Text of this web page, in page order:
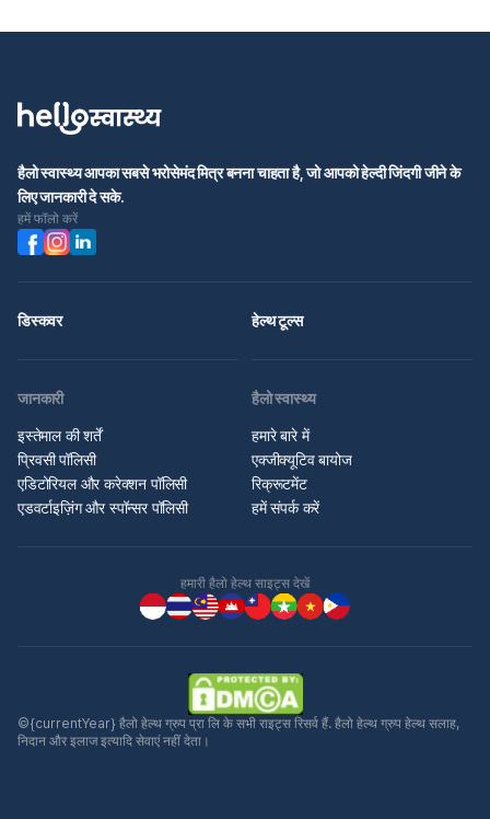
हैलो स्वास्थ्य आपका सबसे भरोसेमंद मित्र बनना चाहता है, जो आपको हेल्दी जिंदगी जीने के
लिए जानकारी दे सके.
हमें फॉलो करें
डिस्कवर हेल्थ टूल्स
जानकारी
इस्तेमाल की शर्तें
प्रिवसी पॉलिसी
एडिटोरियल और करेक्शन पॉलिसी
एडवर्टाइज़िंग और स्पॉन्सर पॉलिसी
हैलो स्वास्थ्य
हमारे बारे में
एक्जीक्यूटिव बायोज
रिक्रूटमेंट
हमें संपर्क करें
हमारी हैलो हेल्थ साइट्स देखें
©{currentYear} हैलो हेल्थ ग्रुप प्रा लि के सभी राइट्स रिसर्व हैं. हैलो हेल्थ ग्रुप हेल्थ सलाह,
निदान और इलाज इत्यादि सेवाएं नहीं देता।